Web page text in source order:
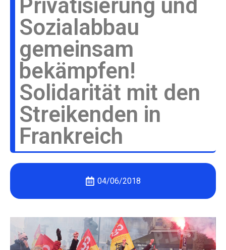
Privatisierung und
Sozialabbau
gemeinsam
bekämpfen!
Solidarität mit den
Streikenden in
Frankreich
04/06/2018